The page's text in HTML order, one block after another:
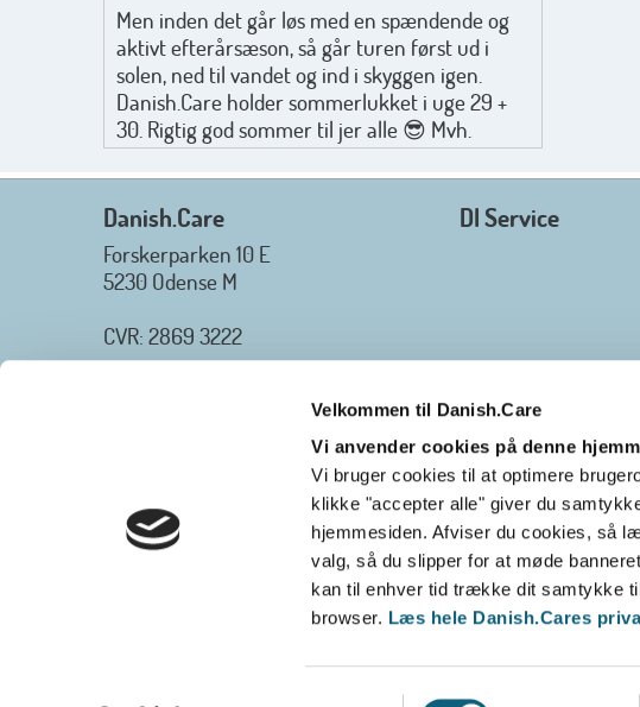
Velkommen til Danish.Care
Vi anvender cookies på denne
Vi bruger cookies til at optimere
klikke "accepter alle" giver du
hjemmesiden. Afviser du cookies, så
valg, så du slipper for at møde
kan til enhver tid trække dit samtykke
browser. Læs hele Danish.Cares
Samtykkevalg
Men inden det går løs med en spændende og
aktivt efterårsæson, så går turen først ud i
solen, ned til vandet og ind i skyggen igen.
Danish.Care holder sommerlukket i uge 29 +
30. Rigtig god sommer til jer alle 😎 Mvh.
Anders, Helle og Malthe
Danish.Care - Branchen for hjælpemidler og
view on linkedin
Det er en stor glæde, at Danish.Care fra den 01.
juli 2026 officielt kan kalde sig for
medlemsforening i DI - Dansk Industri.
gennemslagskraft og skabe bedre vilkår for
virksomheder inden for velfærdsteknologi og
Danish.Care
Forskerparken 10 E
5230 Odense M
CVR: 2869 3222
_________________
: info@danish.care
DI Service